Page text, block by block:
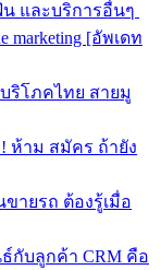
และบริการอื่นๆ
marketing [อัพเดท
ริโภคไทย สายมู
ห้าม สมัคร ถ้ายัง
ายรถ ต้องรู้เมื่อ
กับลูกค้า CRM คือ